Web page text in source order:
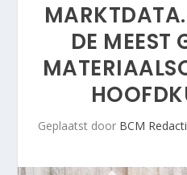
DE MEEST
Geplaatst door BCM